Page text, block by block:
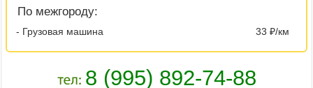
По межгороду:
- Грузовая машина 33 ₽/км